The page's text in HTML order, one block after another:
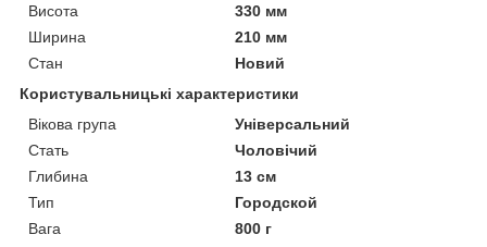
Висота
330 мм
Ширина
210 мм
Стан
Новий
Користувальницькі характеристики
Вікова група
Універсальний
Стать
Чоловічий
Глибина
13 см
Тип
Городской
Вага
800 г